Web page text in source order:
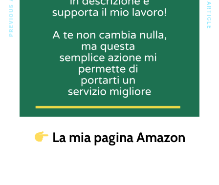
La mia pagina Amazon